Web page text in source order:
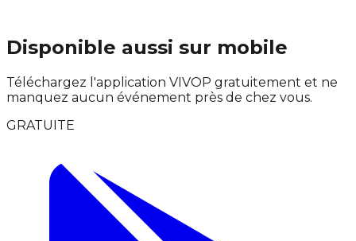
Disponible aussi sur mobile
Téléchargez l'application VIVOP gratuitement et ne
manquez aucun événement près de chez vous.
GRATUITE